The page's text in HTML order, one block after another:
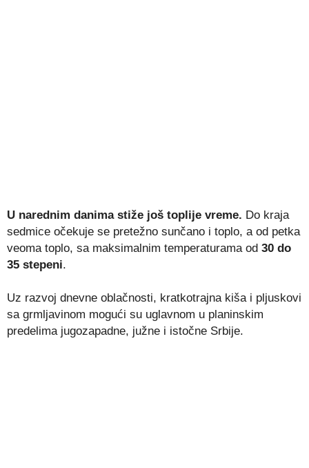
U narednim danima stiže još toplije vreme. Do kraja
sedmice očekuje se pretežno sunčano i toplo, a od petka
veoma toplo, sa maksimalnim temperaturama od 30 do
35 stepeni.
Uz razvoj dnevne oblačnosti, kratkotrajna kiša i pljuskovi
sa grmljavinom mogući su uglavnom u planinskim
predelima jugozapadne, južne i istočne Srbije.